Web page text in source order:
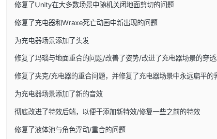
修复了Unity在大多数场景中随机关闭地面剪切的问题
修复了充电器和Wraxe死亡动画中新出现的问题
为充电器场景添加了头发
修复了玛瑙与地面重合的问题/改善了姿势/改进了充电器场景的穿
修复了夹克/充电器的重合问题，并修复了充电器场景中永远扁平的
为充电器场景添加了新的音效
彻底改进了特效后端，以便于添加新特效/修复一些之前的特效
修复了液体池与角色浮动/重合的问题